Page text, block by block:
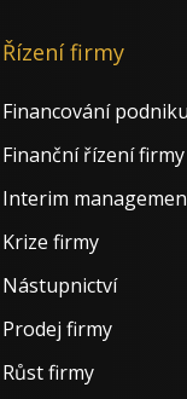
Řízení firmy
Financování podniku
Finanční řízení firmy
Interim
Krize firmy
Nástupnictví
Prodej firmy
Růst firmy